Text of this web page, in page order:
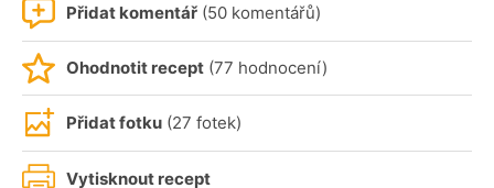
Přidat komentář (50 komentářů)
Ohodnotit recept (77 hodnocení)
Přidat fotku (27 fotek)
Vytisknout recept